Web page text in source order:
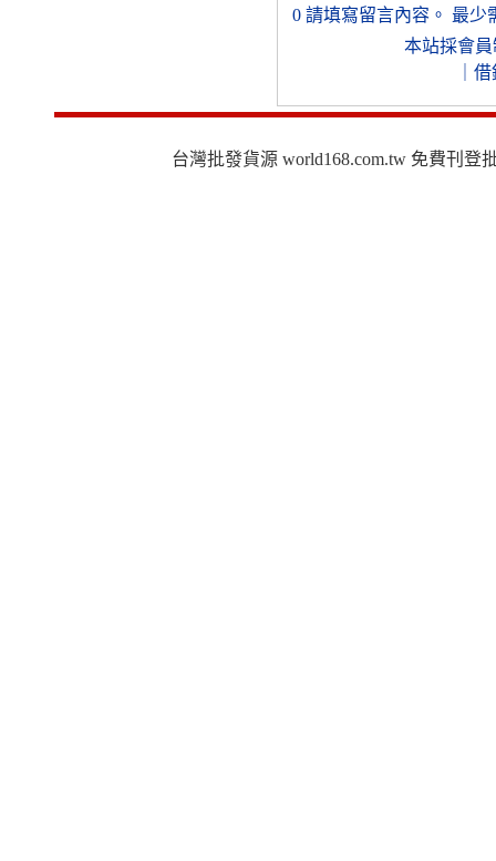
0 請填寫留言內容。 最少
本站採會員
借
台灣批發貨源 world168.com.tw 免費刊登